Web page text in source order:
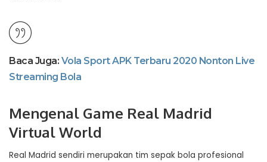
Baca Juga: Vola Sport APK Terbaru 2020 Nonton Live
Streaming Bola
Mengenal Game Real Madrid
Virtual World
Real Madrid sendiri merupakan tim sepak bola profesional